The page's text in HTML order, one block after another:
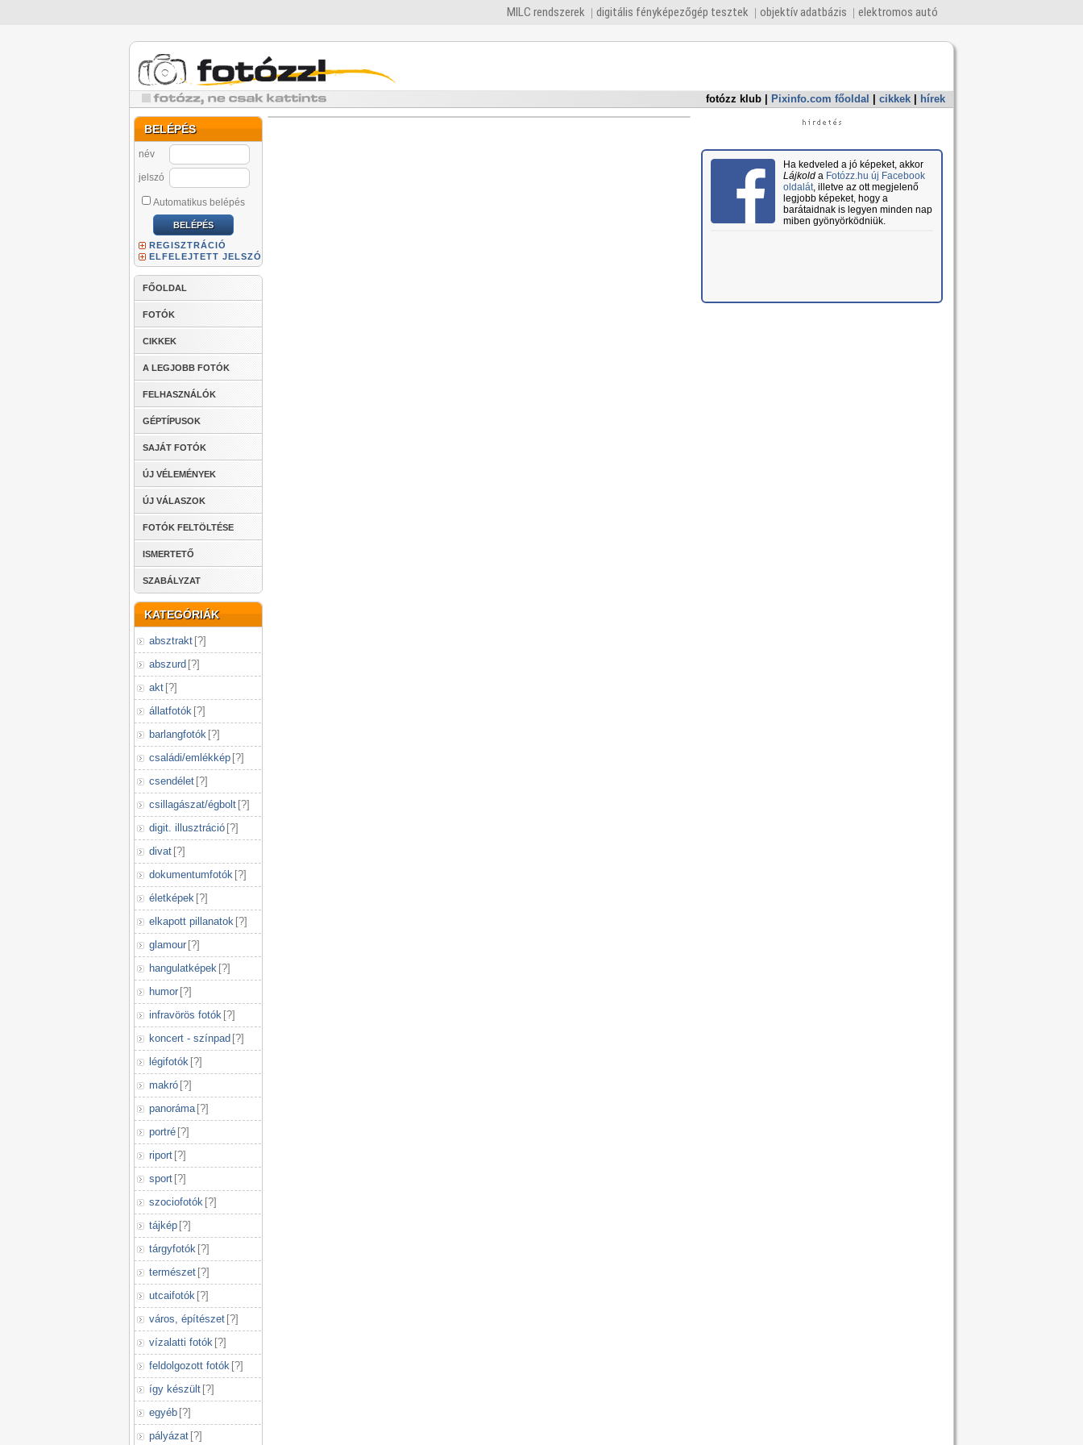
MILC rendszerek digitális fényképezőgép tesztek objektív adatbázis elektromos autó
fotózz klub Pixinfo.com főoldal cikkek hírek
BELÉPÉS
név
jelszó
Automatikus belépés
REGISZTRÁCIÓ
ELFELEJTETT JELSZÓ
FŐOLDAL
FOTÓK
CIKKEK
A LEGJOBB FOTÓK
FELHASZNÁLÓK
GÉPTÍPUSOK
SAJÁT FOTÓK
ÚJ VÉLEMÉNYEK
ÚJ VÁLASZOK
FOTÓK FELTÖLTÉSE
ISMERTETŐ
SZABÁLYZAT
KATEGÓRIÁK
absztrakt [?]
abszurd [?]
akt [?]
állatfotók [?]
barlangfotók [?]
családi/emlékkép [?]
csendélet [?]
csillagászat/égbolt [?]
digit. illusztráció [?]
divat [?]
dokumentumfotók [?]
életképek [?]
elkapott pillanatok [?]
glamour [?]
hangulatképek [?]
humor [?]
infravörös fotók [?]
koncert - színpad [?]
légifotók [?]
makró [?]
panoráma [?]
portré [?]
riport [?]
sport [?]
szociofotók [?]
tájkép [?]
tárgyfotók [?]
természet [?]
utcaifotók [?]
város, építészet [?]
vízalatti fotók [?]
feldolgozott fotók [?]
így készült [?]
egyéb [?]
pályázat [?]
Ha kedveled a jó képeket, akkor
Lájkolda Fotózz.hu új Facebook
oldalát, illetve az ott megjelenő
legjobb képeket, hogy a
barátaidnak is legyen minden nap
miben gyönyörködniük.